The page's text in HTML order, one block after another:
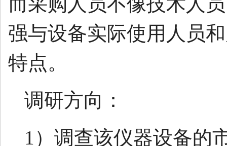
强与设备实际使用人员
特点。
调研方向：
1）调查该仪器设备的